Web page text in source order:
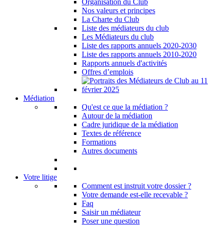
Organisation du Club
Nos valeurs et principes
La Charte du Club
Liste des médiateurs du club
Les Médiateurs du club
Liste des rapports annuels 2020-2030
Liste des rapports annuels 2010-2020
Rapports annuels d'activités
Offres d’emplois
Médiation
Qu'est ce que la médiation ?
Autour de la médiation
Cadre juridique de la médiation
Textes de référence
Formations
Autres documents
Votre litige
Comment est instruit votre dossier ?
Votre demande est-elle recevable ?
Faq
Saisir un médiateur
Poser une question